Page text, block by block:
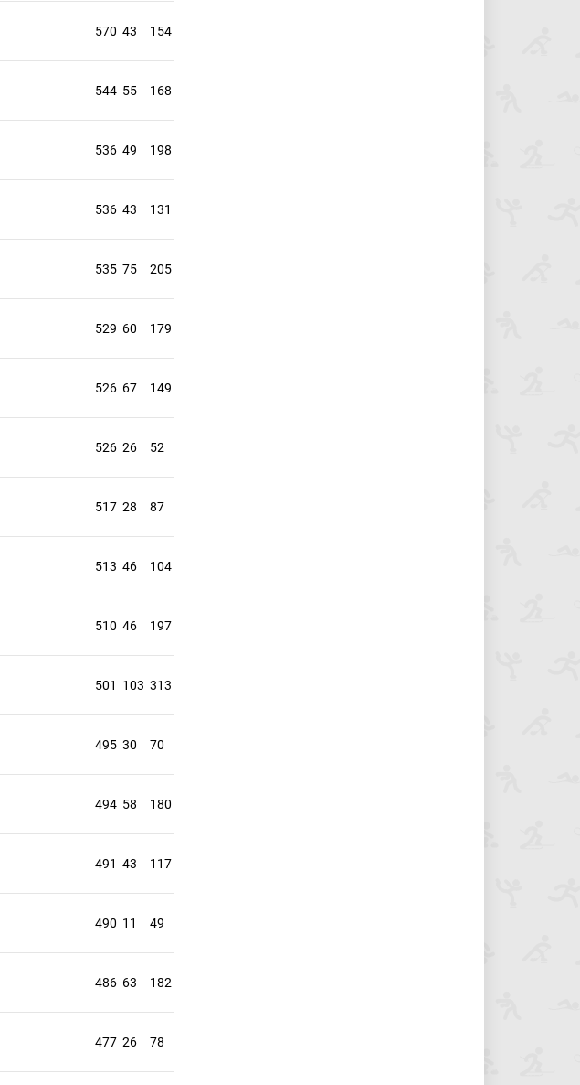
570 43 154
544 55 168
536 49 198
536 43 131
535 75 205
529 60 179
526 67 149
526 26 52
517 28 87
513 46 104
510 46 197
501 103 313
495 30 70
494 58 180
491 43 117
490 11 49
486 63 182
477 26 78